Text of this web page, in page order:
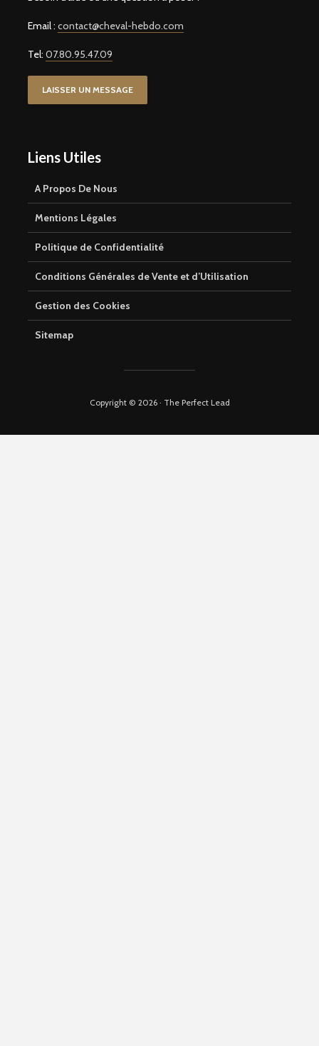
Email : contact@cheval-hebdo.com
Tel: 07.80.95.47.09
LAISSER UN MESSAGE
Liens Utiles
A Propos De Nous
Mentions Légales
Politique de Confidentialité
Conditions Générales de Vente et d’Utilisation
Gestion des Cookies
Sitemap
Copyright © 2026 · The Perfect Lead